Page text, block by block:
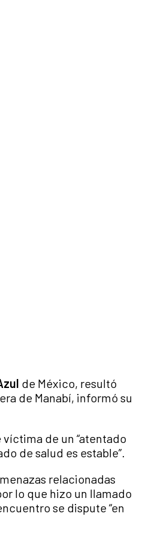
de México, resultó
de Manabí, informó su
víctima de un “atentado
de salud es estable”.
relacionadas
lo que hizo un llamado
se dispute “en